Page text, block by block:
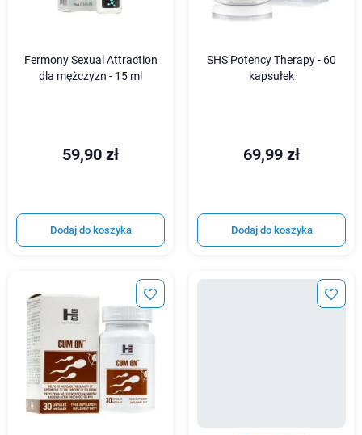
Fermony Sexual Attraction
dla mężczyzn - 15 ml
59,90 zł
Dodaj do koszyka
SHS Potency Therapy - 60
kapsułek
69,99 zł
Dodaj do koszyka